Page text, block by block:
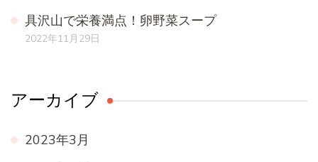
具沢山で栄養満点！卵野菜スープ
2022年11月29日
アーカイブ
2023年3月